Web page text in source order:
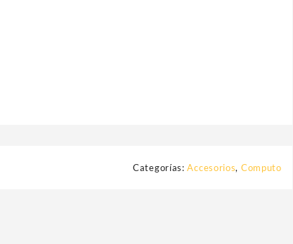
Categorías:Accesorios, Computo